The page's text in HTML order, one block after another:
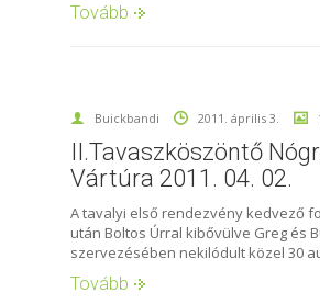
Tovább
Buickbandi 2011. április 3.
II.Tavaszköszöntő
Vártúra 2011. 04. 02.
A tavalyi első rendezvény kedvező
után Boltos Úrral kibővülve Greg és
szervezésében nekilódult közel 30
Tovább